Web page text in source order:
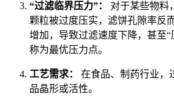
“过滤临界压力”：
对于某些物料
颗粒被过度压实，滤饼孔隙率反
增加，导致过滤速度下降，甚至
称为最优压力点。
工艺需求：
在食品、制药行业，
品晶形或活性。